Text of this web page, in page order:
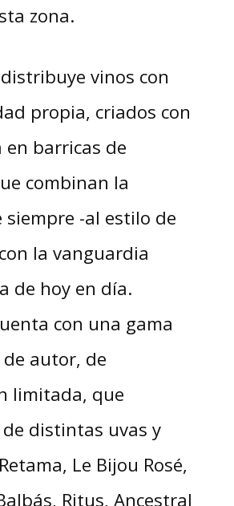
zona.
vinos con
propia, criados con
en barricas de
combinan la
siempre -al estilo de
la vanguardia
de hoy en día.
con una gama
autor, de
limitada, que
distintas uvas y
Le Bijou Rosé,
Ritus, Ancestral